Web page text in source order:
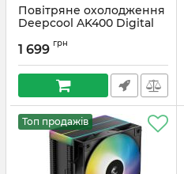
Повітряне охолодження
Deepcool AK400 Digital
BKADMN-GJD)
Артикул: #6252
1 699 грн
Топ продажів